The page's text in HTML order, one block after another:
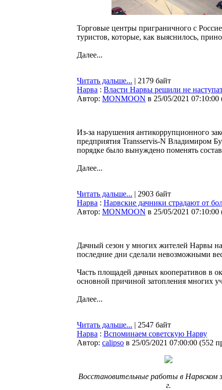
Торговые центры приграничного с
туристов, которые, как выяснилось,
Далее...
Читать дальше... | 2179 байт
Нарва : Власти Нарвы решили не
Автор: MONMOON в 25/05/2021 07:10:00
Из-за нарушения антикоррупционного
предприятия Transservis-N Владимиром
порядке было вынуждено поменять
Далее...
Читать дальше... | 2903 байт
Нарва : Нарвские дачники страдают от
Автор: MONMOON в 25/05/2021 07:10:00
Дачный сезон у многих жителей Нарвы
последние дни сделали невозможными
Часть площадей дачных кооперативов в
основной причиной затопления многих
Далее...
Читать дальше... | 2547 байт
Нарва : Вспоминаем советскую Нарву
Автор: calipso в 25/05/2021 07:00:00 (552
Восстановительные работы в Нарвском
г.